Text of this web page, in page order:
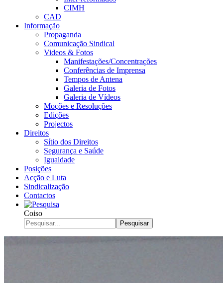
CIMH
CAD
Informação
Propaganda
Comunicação Sindical
Videos & Fotos
Manifestações/Concentrações
Conferências de Imprensa
Tempos de Antena
Galeria de Fotos
Galeria de Vídeos
Moções e Resoluções
Edições
Projectos
Direitos
Sítio dos Direitos
Segurança e Saúde
Igualdade
Posições
Acção e Luta
Sindicalização
Contactos
Coiso
Pesquisar